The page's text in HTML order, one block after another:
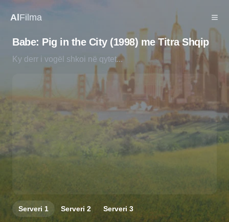
Al Filma
Babe: Pig in the City (1998) me Titra Shqip
Ky derr i vogël shkoi në qytet...
Serveri 1 Serveri 2 Serveri 3